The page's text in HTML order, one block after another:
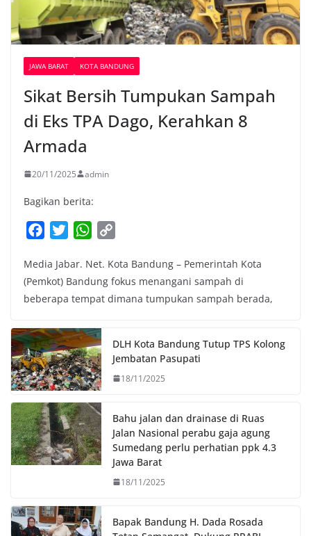
JAWA BARAT KOTA BANDUNG
Sikat Bersih Tumpukan Sampah
di Eks TPA Dago, Kerahkan 8
Armada
20/11/2025 admin
Bagikan berita:
c
e
b
o
k
i
t
t
r
W
a
t
s
p
p
p
y
L
n
k
Media Jabar. Net. Kota Bandung – Pemerintah Kota
(Pemkot) Bandung fokus menangani sampah di
beberapa tempat dimana tumpukan sampah berada,
DLH Kota Bandung Tutup TPS Kolong
Jembatan Pasupati
18/11/2025
Bahu jalan dan drainase di Ruas
Jalan Nasional perabu gaja agung
Sumedang perlu perhatian ppk 4.3
Jawa Barat
18/11/2025
Bapak Bandung H. Dada Rosada